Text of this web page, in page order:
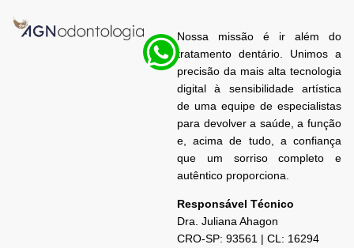
Nossa missão é ir além do
tratamento dentário. Unimos a
precisão da mais alta tecnologia
digital à sensibilidade artística
de uma equipe de especialistas
para devolver a saúde, a função
e, acima de tudo, a confiança
que um sorriso completo e
autêntico proporciona.
Responsável Técnico
Dra. Juliana Ahagon
CRO-SP: 93561 | CL: 16294